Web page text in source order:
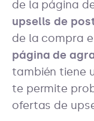
de la página
upsells de
de la compra
página de
también tiene
te permite
ofertas de